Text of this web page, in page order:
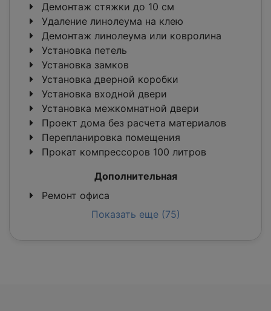
Демонтаж стяжки до 10 см
Удаление линолеума на клею
Демонтаж линолеума или ковролина
Установка петель
Установка замков
Установка дверной коробки
Установка входной двери
Установка межкомнатной двери
Проект дома без расчета материалов
Перепланировка помещения
Прокат компрессоров 100 литров
Дополнительная
Ремонт офиса
Показать еще (75)